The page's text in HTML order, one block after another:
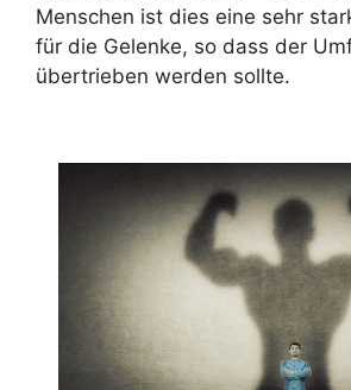
Menschen ist dies eine sehr
für die Gelenke, so dass der
übertrieben werden sollte.